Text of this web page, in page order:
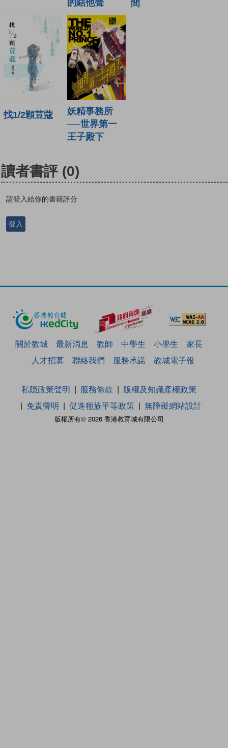
的結他聲 間
找1/2顆荳蔻
妖精事務所
──世界第一
王子殿下
讀者書評 (0)
請登入給你的書籍評分
登入
關於教城 最新消息 教師 中學生 小學生
家長
人才招募
聯絡我們 服務承諾 教城電子報
版權所有© 2026 香港教育城有限公司
私隱政策聲明 服務條款
版權及知識產權政策
免責聲明
促進種族平等政策 無障礙網站設計